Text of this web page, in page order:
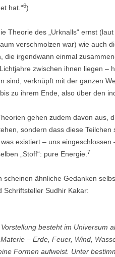
hat.“6)
Theorie des „Urknalls“ ernst
verschmolzen war) wie auch
die irgendwann einmal
zwischen ihnen liegen –
sind, verknüpft mit der ganzen
zu ihrem Ende, also über den
gehen zudem davon aus,
sondern dass diese Teilchen
existiert – uns
„Stoff“: pure Energie. 7
scheinen ähnliche Gedanken
Schriftsteller Sudhir Kakar:
Vorstellung besteht im Universum
– Erde, Feuer, Wind,
Formen aufweist. Unter